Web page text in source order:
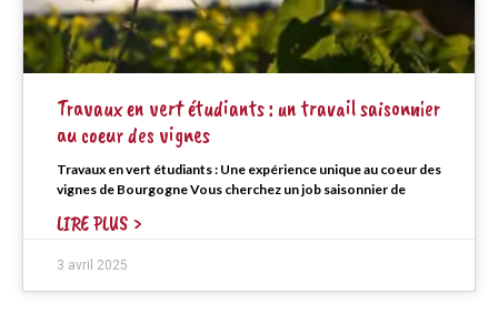
Travaux en vert étudiants : un travail saisonnier
au coeur des vignes
Travaux en vert étudiants : Une expérience unique au coeur des
vignes de Bourgogne Vous cherchez un job saisonnier de
LIRE PLUS >
3 avril 2025